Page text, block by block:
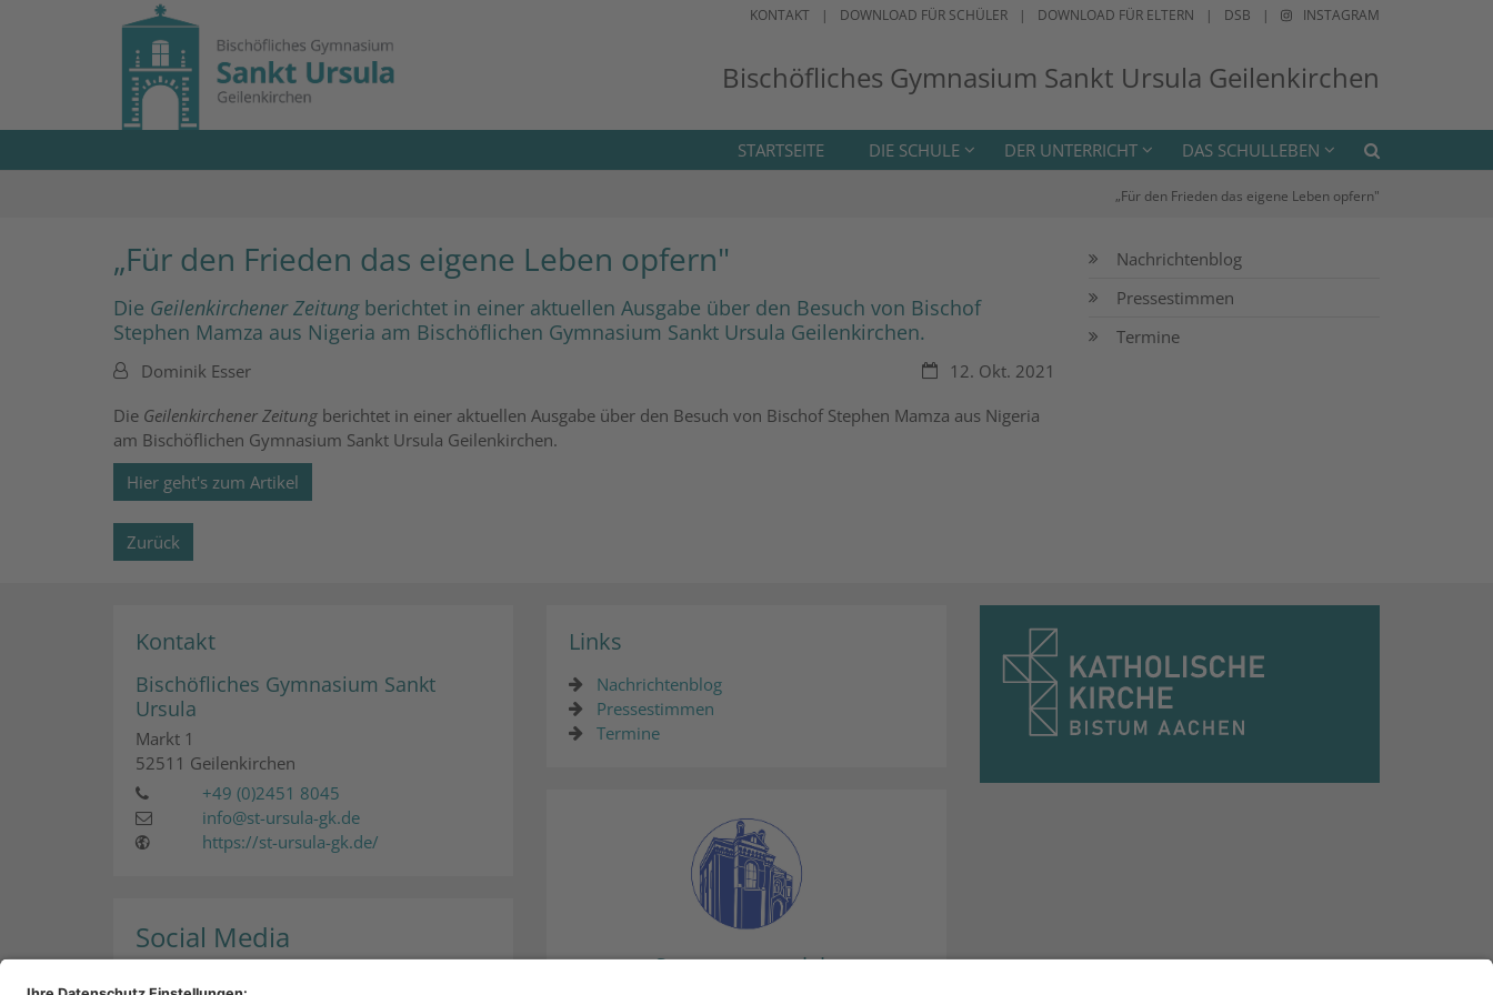
KONTAKT DOWNLOAD FÜR SCHÜLER DOWNLOAD FÜR ELTERN DSB INSTAGRAM
Bischöfliches Gymnasium Sankt Ursula Geilenkirchen
STARTSEITE DIE SCHULE DER UNTERRICHT DAS SCHULLEBEN
„Für den Frieden das eigene Leben opfern"
„Für den Frieden das eigene Leben opfern"
Die Geilenkirchener Zeitung berichtet in einer aktuellen Ausgabe über den Besuch von Bischof
Stephen Mamza aus Nigeria am Bischöflichen Gymnasium Sankt Ursula Geilenkirchen.
Datum:12. Okt. 2021
Von:Dominik Esser
Die Geilenkirchener Zeitung berichtet in einer aktuellen Ausgabe über den Besuch von Bischof Stephen Mamza aus Nigeria
am Bischöflichen Gymnasium Sankt Ursula Geilenkirchen.
Hier geht's zum Artikel
Zurück
Nachrichtenblog
Pressestimmen
Termine
Kontakt
Bischöfliches Gymnasium Sankt
Ursula
Markt 1
52511 Geilenkirchen
+49 (0)2451 8045
info@st-ursula-gk.de
https://st-ursula-gk.de/
Social Media
Links
Nachrichtenblog
Pressestimmen
Termine
Synagogenprojekt